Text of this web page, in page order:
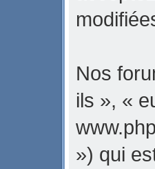
Nos
ils », «
») qui